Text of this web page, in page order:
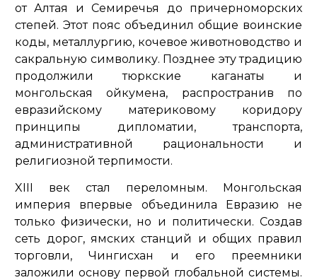
от Алтая и Семиречья до причерноморских
степей. Этот пояс объединил общие воинские
коды, металлургию, кочевое животноводство и
сакральную символику. Позднее эту традицию
продолжили тюркские каганаты и
монгольская ойкумена, распространив по
евразийскому материковому коридору
принципы дипломатии, транспорта,
административной рациональности и
религиозной терпимости.
XIII век стал переломным. Монгольская
империя впервые объединила Евразию не
только физически, но и политически. Создав
сеть дорог, ямских станций и общих правил
торговли, Чингисхан и его преемники
заложили основу первой глобальной системы.